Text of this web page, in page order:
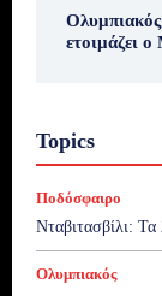
ετοιμάζει
Topics
Ποδόσφαιρο
Νταβιτασβίλι:
Ολυμπιακός